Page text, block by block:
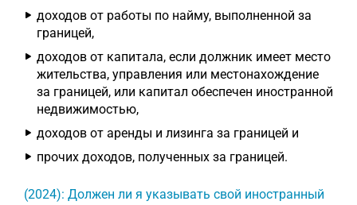
доходов от работы по найму, выполненной за
границей,
доходов от капитала, если должник имеет место
жительства, управления или местонахождение
за границей, или капитал обеспечен иностранной
недвижимостью,
доходов от аренды и лизинга за границей и
прочих доходов, полученных за границей.
(2024): Должен ли я указывать свой иностранный